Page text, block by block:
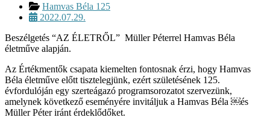
Hamvas Béla 125
2022.07.29.
Beszélgetés “AZ ÉLETRŐL” Müller Péterrel Hamvas Béla
életműve alapján.
Az Értékmentők csapata kiemelten fontosnak érzi, hogy Hamvas
Béla életműve előtt tisztelegjünk, ezért születésének 125.
évfordulóján egy szerteágazó programsorozatot szervezünk,
amelynek következő eseményére invitáljuk a Hamvas Béla ￼és
Müller Péter iránt érdeklődőket.